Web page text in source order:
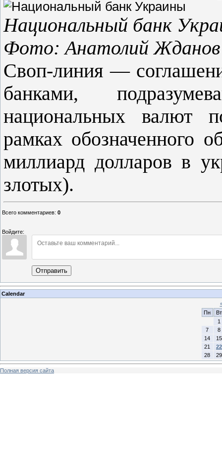
Национальный банк
Фото: Анатолий
Своп-линия —
банками,
национальных валют
рамках обозначенного
миллиард долларов в
злотых).
Всего комментариев: 0
Войдите:
Отправить
Calendar
Пн
Вт
1
7
8
14
15
21
22
28
29
Полная версия сайта